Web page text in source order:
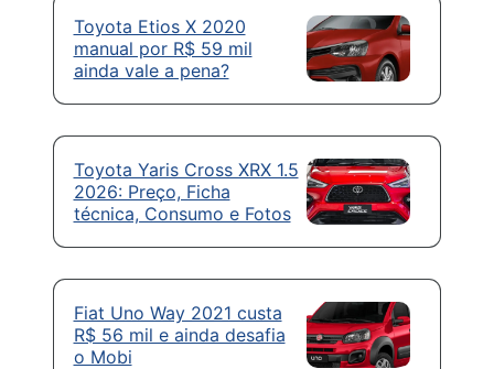
Toyota Etios X 2020
manual por R$ 59 mil
ainda vale a pena?
Toyota Yaris Cross XRX 1.5
2026: Preço, Ficha
técnica, Consumo e Fotos
Fiat Uno Way 2021 custa
R$ 56 mil e ainda desafia
o Mobi